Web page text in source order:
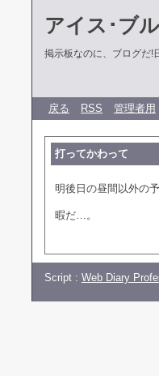
アイス･ブ
掲示板なのに、ブログだ!
戻る RSS 管理者用
打ってかわって
明後日の昼間以外の
暇だ…。
Script : Web Diary